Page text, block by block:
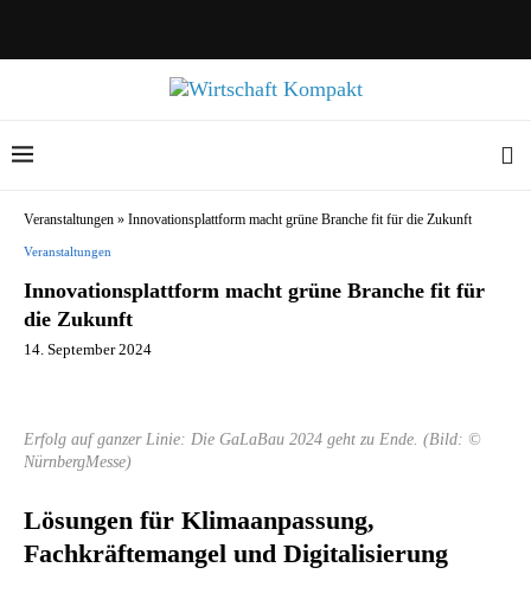
Veranstaltungen » Innovationsplattform macht grüne Branche fit für die Zukunft
Veranstaltungen
Innovationsplattform macht grüne Branche fit für
die Zukunft
14. September 2024
Erfolg auf ganzer Linie: Die GaLaBau 2024 geht zu Ende. (Bild: ©
NürnbergMesse)
Lösungen für Klimaanpassung,
Fachkräftemangel und Digitalisierung